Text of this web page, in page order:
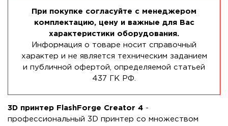
При покупке согласуйте с менеджером
комплектацию, цену и важные для Вас
характеристики оборудования.
Информация о товаре носит справочный
характер и не является техническим заданием
и публичной офертой, определяемой статьей
437 ГК РФ.
3D принтер FlashForge Creator 4 -
профессиональный 3D принтер со множеством